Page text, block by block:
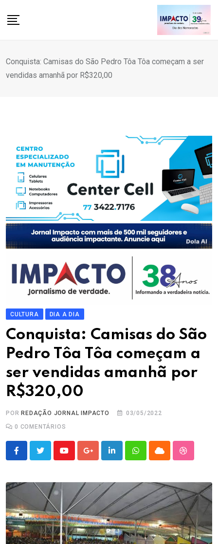
Conquista: Camisas do São Pedro Tôa Tôa começam a ser
vendidas amanhã por R$320,00
CULTURA DIA A DIA
Conquista: Camisas do São
Pedro Tôa Tôa começam a
ser vendidas amanhã por
R$320,00
POR REDAÇÃO JORNAL IMPACTO
03/05/2022
0 COMENTÁRIOS
YoutubeGoogle+LinkedInWhatsappCloud